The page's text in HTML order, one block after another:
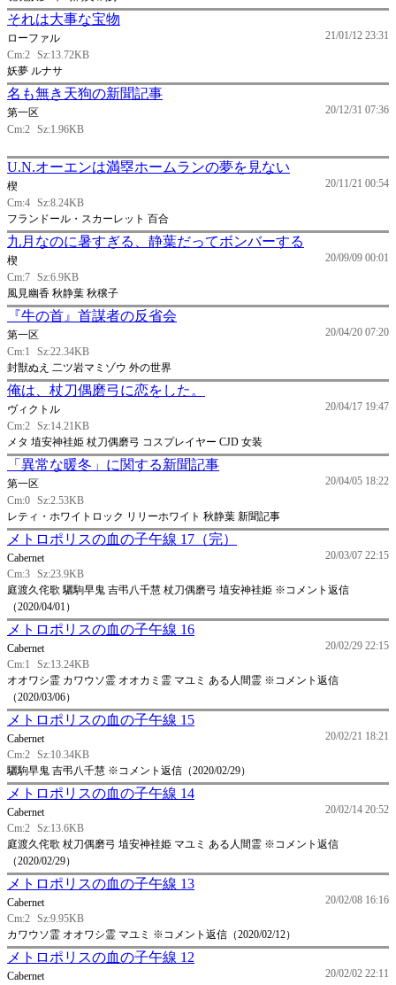
それは大事な宝物
21/01/12 23:31
ローファル
Cm:2 Sz:13.72KB
妖夢 ルナサ
名も無き天狗の新聞記事
20/12/31 07:36
第一区
Cm:2 Sz:1.96KB
U.N.オーエンは満塁ホームランの夢を見ない
20/11/21 00:54
楔
Cm:4 Sz:8.24KB
フランドール・スカーレット 百合
九月なのに暑すぎる、静葉だってボンバーする
20/09/09 00:01
楔
Cm:7 Sz:6.9KB
風見幽香 秋静葉 秋穣子
『牛の首』首謀者の反省会
20/04/20 07:20
第一区
Cm:1
Sz:22.34KB
封獣ぬえ 二ツ岩マミゾウ 外の世界
俺は、杖刀偶磨弓に恋をした。
20/04/17 19:47
ヴィクトル
Cm:2 Sz:14.21KB
メタ 埴安神袿姫 杖刀偶磨弓 コスプレイヤー CJD 女装
「異常な暖冬」に関する新聞記事
20/04/05 18:22
第一区
Cm:0 Sz:2.53KB
レティ・ホワイトロック リリーホワイト 秋静葉 新聞記事
メトロポリスの血の子午線 17（完）
20/03/07 22:15
Cabernet
Cm:3 Sz:23.9KB
庭渡久侘歌 驪駒早鬼 吉弔八千慧 杖刀偶磨弓 埴安神袿姫 ※コメント返信
（2020/04/01）
メトロポリスの血の子午線 16
20/02/29 22:15
Cabernet
Cm:1
Sz:13.24KB
オオワシ霊 カワウソ霊 オオカミ霊 マユミ ある人間霊 ※コメント返信
（2020/03/06）
メトロポリスの血の子午線 15
20/02/21 18:21
Cabernet
Cm:2 Sz:10.34KB
驪駒早鬼 吉弔八千慧 ※コメント返信（2020/02/29）
メトロポリスの血の子午線 14
20/02/14 20:52
Cabernet
Cm:2 Sz:13.6KB
庭渡久侘歌 杖刀偶磨弓 埴安神袿姫 マユミ ある人間霊 ※コメント返信
（2020/02/29）
メトロポリスの血の子午線 13
20/02/08 16:16
Cabernet
Cm:2 Sz:9.95KB
カワウソ霊 オオワシ霊 マユミ ※コメント返信（2020/02/12）
メトロポリスの血の子午線 12
20/02/02 22:11
Cabernet